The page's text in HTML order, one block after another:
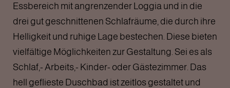
Essbereich mit angrenzender Loggia und in die
drei gut geschnittenen Schlafräume, die durch ihre
Helligkeit und ruhige Lage bestechen. Diese bieten
vielfältige Möglichkeiten zur Gestaltung. Sei es als
Schlaf,- Arbeits,- Kinder- oder Gästezimmer. Das
hell geflieste Duschbad ist zeitlos gestaltet und